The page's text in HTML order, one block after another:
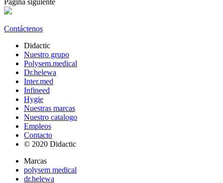
Contáctenos
Didactic
Nuestro grupo
Polysem.medical
Dr.helewa
Inter.med
Infineed
Hygie
Nuestras marcas
Nuestro catalogo
Empleos
Contacto
© 2020 Didactic
Marcas
polysem medical
dr.helewa